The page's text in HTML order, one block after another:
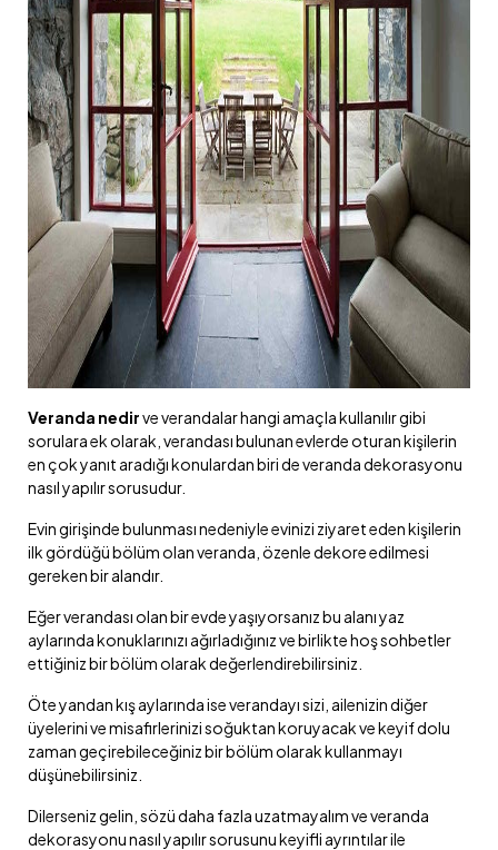
Veranda nedirve verandalar hangi amaçla kullanılır gibi
sorulara ek olarak, verandası bulunan evlerde oturan kişilerin
en çok yanıt aradığı konulardan biri de veranda dekorasyonu
nasıl yapılır sorusudur.
Evin girişinde bulunması nedeniyle evinizi ziyaret eden kişilerin
ilk gördüğü bölüm olan veranda, özenle dekore edilmesi
gereken bir alandır.
Eğer verandası olan bir evde yaşıyorsanız bu alanı yaz
aylarında konuklarınızı ağırladığınız ve birlikte hoş sohbetler
ettiğiniz bir bölüm olarak değerlendirebilirsiniz.
Öte yandan kış aylarında ise verandayı sizi, ailenizin diğer
üyelerini ve misafirlerinizi soğuktan koruyacak ve keyif dolu
zaman geçirebileceğiniz bir bölüm olarak kullanmayı
düşünebilirsiniz.
Dilerseniz gelin, sözü daha fazla uzatmayalım ve veranda
dekorasyonu nasıl yapılır sorusunu keyifli ayrıntılar ile